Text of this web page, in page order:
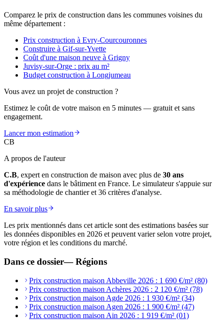
Comparez le prix de construction dans les communes voisines du
même département :
Prix construction à Evry-Courcouronnes
Construire à Gif-sur-Yvette
Coût d'une maison neuve à Grigny
Juvisy-sur-Orge : prix au m²
Budget construction à Longjumeau
Vous avez un projet de construction ?
Estimez le coût de votre maison en 5 minutes — gratuit et sans
engagement.
Lancer mon estimation
CB
A propos de l'auteur
C.B, expert en construction de maison avec plus de 30 ans
d'expérience dans le bâtiment en France. Le simulateur s'appuie sur
sa méthodologie de chantier et 36 critères d'analyse.
En savoir plus
Les prix mentionnés dans cet article sont des estimations basées sur
les données disponibles en 2026 et peuvent varier selon votre projet,
votre région et les conditions du marché.
Dans ce dossier—Régions
Prix construction maison Abbeville 2026 : 1 690 €/m² (80)
Prix construction maison Achères 2026 : 2 120 €/m² (78)
Prix construction maison Agde 2026 : 1 930 €/m² (34)
Prix construction maison Agen 2026 : 1 900 €/m² (47)
Prix construction maison Ain 2026 : 1 919 €/m² (01)